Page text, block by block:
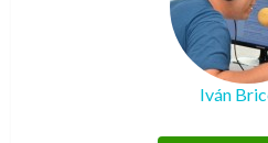
Iván